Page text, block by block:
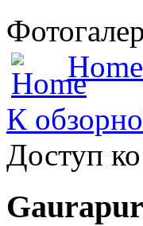
Home
К
Доступ